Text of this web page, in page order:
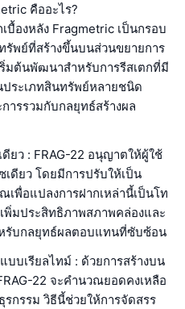
คืออะไร?
บื้องหลัง Fragmetric เป็นกรอบ
รัพย์ที่สร้างขึ้นบนส่วนขยายการ
มต้นพัฒนาสำหรับการรีสเตกที่มี
ระเภทสินทรัพย์หลายชนิด
ารรวมกับกลยุทธ์สร้างผล
ยว : FRAG-22 อนุญาตให้ผู้ใช้
เดียว โดยมีการปรับให้เป็น
เพื่อแปลงการฝากเหล่านี้เป็นโท
พิ่มประสิทธิภาพสภาพคล่องและ
รับกลยุทธ์ผลตอบแทนที่ซับซ้อน
บบเรียลไทม์ : ด้วยการสร้างบน
22 จะคำนวณยอดคงเหลือ
กรรม วิธีนี้ช่วยให้การจัดสรร